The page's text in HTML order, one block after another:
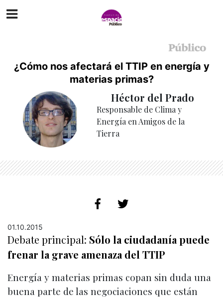
¿Cómo nos afectará el TTIP en energía y
materias primas?
Héctor del Prado
Responsable de Clima y
Energía en Amigos de la
Tierra
01.10.2015
Debate principal: Sólo la ciudadanía puede
frenar la grave amenaza del TTIP
Energía y materias primas copan sin duda una
buena parte de las negociaciones que están